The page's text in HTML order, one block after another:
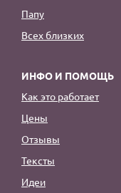
Папу
Всех близких
ИНФО И ПОМОЩЬ
Как это работает
Цены
Отзывы
Тексты
Идеи